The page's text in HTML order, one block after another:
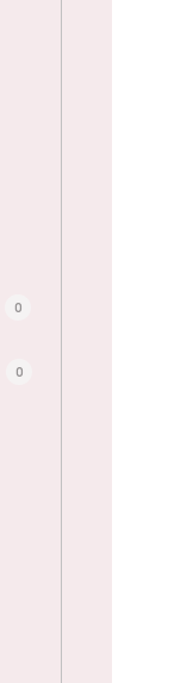
0
0